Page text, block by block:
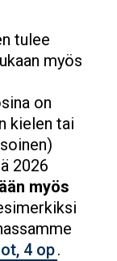
tulee
myös
on
kielen tai
2026
myös
4 op.